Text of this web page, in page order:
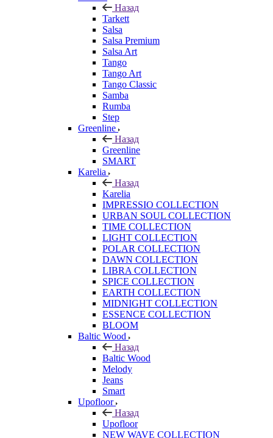
Назад
Tarkett
Salsa
Salsa Premium
Salsa Art
Tango
Tango Art
Tango Classic
Samba
Rumba
Step
Greenline
Назад
Greenline
SMART
Karelia
Назад
Karelia
IMPRESSIO COLLECTION
URBAN SOUL COLLECTION
TIME COLLECTION
LIGHT COLLECTION
POLAR COLLECTION
DAWN COLLECTION
LIBRA COLLECTION
SPICE COLLECTION
EARTH COLLECTION
MIDNIGHT COLLECTION
ESSENCE COLLECTION
BLOOM
Baltic Wood
Назад
Baltic Wood
Melody
Jeans
Smart
Upofloor
Назад
Upofloor
NEW WAVE COLLECTION